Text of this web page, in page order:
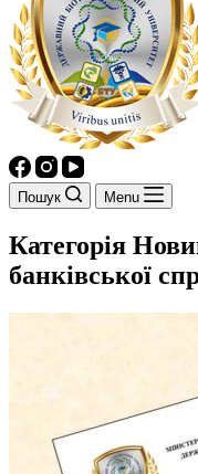
Пошук Menu
Категорія
банківської